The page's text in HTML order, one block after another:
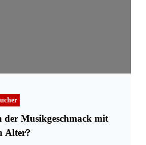
der Musikgeschmack mit
Alter?